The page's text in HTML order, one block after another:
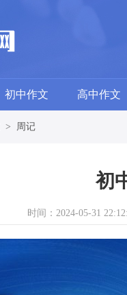
初中作文 高中作文
> 周记
初
时间：2024-05-31